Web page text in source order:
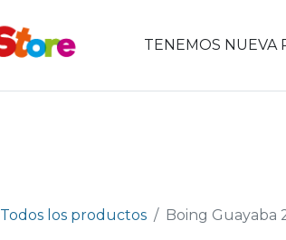
TENEMOS NUEVA
Todos los productos Boing Guayaba